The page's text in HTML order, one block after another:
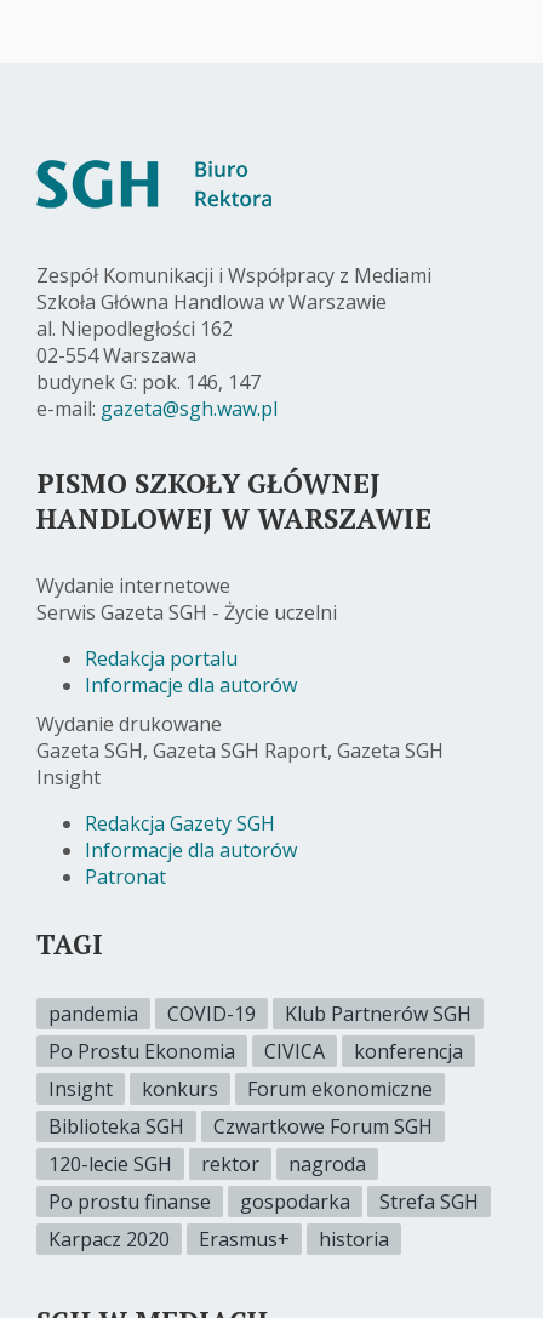
Zespół Komunikacji i Współpracy z Mediami
Szkoła Główna Handlowa w Warszawie
al. Niepodległości 162
02-554 Warszawa
budynek G: pok. 146, 147
e-mail: gazeta@sgh.waw.pl
PISMO SZKOŁY GŁÓWNEJ
HANDLOWEJ W WARSZAWIE
Wydanie internetowe
Serwis Gazeta SGH - Życie uczelni
Redakcja portalu
Informacje dla autorów
Wydanie drukowane
Gazeta SGH, Gazeta SGH Raport, Gazeta SGH
Insight
Redakcja Gazety SGH
Informacje dla autorów
Patronat
TAGI
pandemia COVID-19
Klub Partnerów SGH
Po Prostu Ekonomia
CIVICA
konferencja
Insight
konkurs
Forum ekonomiczne
Biblioteka SGH
Czwartkowe Forum SGH
120-lecie SGH
rektor
nagroda
Po prostu finanse
gospodarka
Strefa SGH
Karpacz 2020
Erasmus+ historia